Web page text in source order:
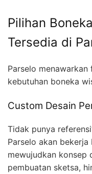
Pilihan
Tersedia di
Parselo
kebutuhan boneka
Custom Desain
Tidak punya
Parselo akan
mewujudkan konsep
pembuatan sketsa,